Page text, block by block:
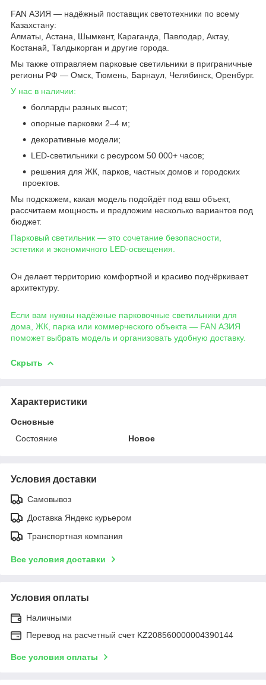
FAN АЗИЯ — надёжный поставщик светотехники по всему
Казахстану:
Алматы, Астана, Шымкент, Караганда, Павлодар, Актау,
Костанай, Талдыкорган и другие города.
Мы также отправляем парковые светильники в приграничные
регионы РФ — Омск, Тюмень, Барнаул, Челябинск, Оренбург.
У нас в наличии:
болларды разных высот;
опорные парковки 2–4 м;
декоративные модели;
LED-светильники с ресурсом 50 000+ часов;
решения для ЖК, парков, частных домов и городских
проектов.
Мы подскажем, какая модель подойдёт под ваш объект,
рассчитаем мощность и предложим несколько вариантов под
бюджет.
Парковый светильник — это сочетание безопасности,
эстетики и экономичного LED-освещения.
Он делает территорию комфортной и красиво подчёркивает
архитектуру.
Если вам нужны надёжные парковочные светильники для
дома, ЖК, парка или коммерческого объекта — FAN АЗИЯ
поможет выбрать модель и организовать удобную доставку.
Скрыть
Характеристики
Основные
Состояние
Новое
Условия доставки
Самовывоз
Доставка Яндекс курьером
Транспортная компания
Все условия доставки
Условия оплаты
Наличными
Перевод на расчетный счет KZ208560000004390144
Все условия оплаты